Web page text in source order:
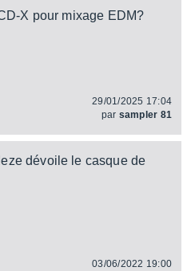
X pour mixage EDM?
29/01/2025 17:04
par sampler 81
dévoile le casque de
03/06/2022 19:00